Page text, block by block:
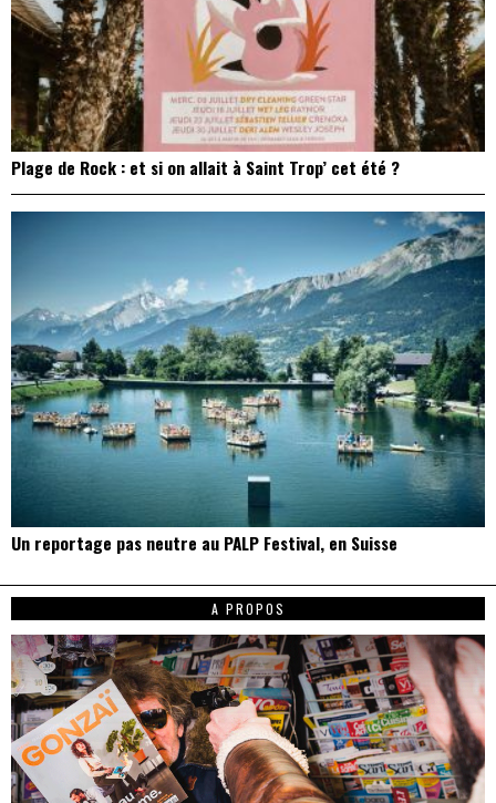
Plage de Rock : et si on allait à Saint Trop’ cet été ?
Un reportage pas neutre au PALP Festival, en Suisse
A PROPOS